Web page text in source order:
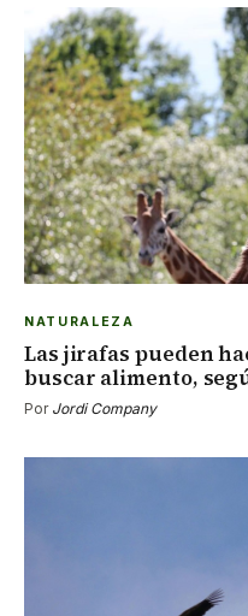
NATURALEZA
Las jirafas pueden
buscar alimento,
Por Jordi Company